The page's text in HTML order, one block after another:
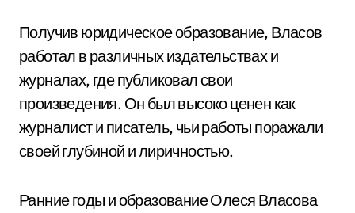
Получив юридическое образование, Власов
работал в различных издательствах и
журналах, где публиковал свои
произведения. Он был высоко ценен как
журналист и писатель, чьи работы поражали
своей глубиной и лиричностью.
Ранние годы и образование Олеся Власова